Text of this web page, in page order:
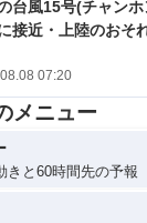
台風15号(チャン
接近・上陸のお
07:20
メニュー
きと60時間先の予報